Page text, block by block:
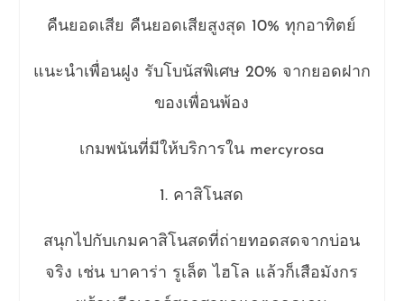
คืนยอดเสีย คืนยอดเสียสูงสุด 10% ทุกอาทิตย์
แนะนำเพื่อนฝูง รับโบนัสพิเศษ 20% จากยอดฝาก
ของเพื่อนพ้อง
เกมพนันที่มีให้บริการใน mercyrosa
1. คาสิโนสด
สนุกไปกับเกมคาสิโนสดที่ถ่ายทอดสดจากบ่อน
จริง เช่น บาคาร่า รูเล็ต ไฮโล แล้วก็เสือมังกร